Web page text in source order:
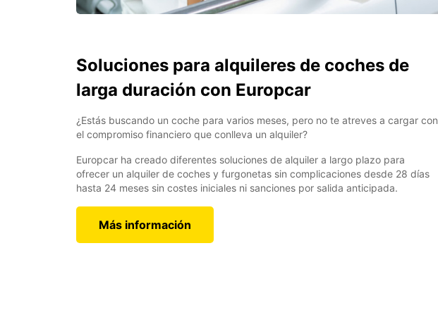
Soluciones para alquileres de coches de
larga duración con Europcar
¿Estás buscando un coche para varios meses, pero no te atreves a cargar con
el compromiso financiero que conlleva un alquiler?
Europcar ha creado diferentes soluciones de alquiler a largo plazo para
ofrecer un alquiler de coches y furgonetas sin complicaciones desde 28 días
hasta 24 meses sin costes iniciales ni sanciones por salida anticipada.
Más información